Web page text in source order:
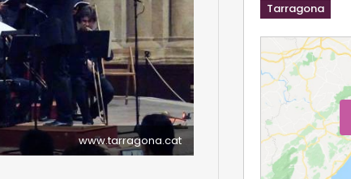
www.tarragona.cat
Tarragona